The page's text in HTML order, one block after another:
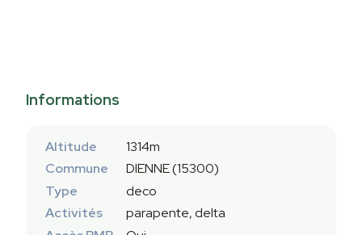
Informations
Altitude
1314m
Commune
DIENNE (15300)
Type
deco
Activités
parapente, delta